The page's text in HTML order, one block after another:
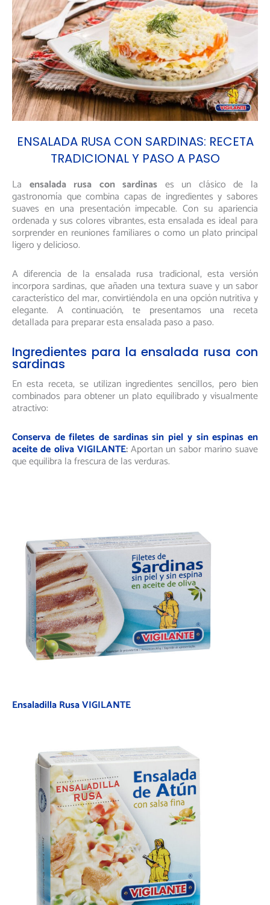
ENSALADA RUSA CON SARDINAS: RECETA
TRADICIONAL Y PASO A PASO
La ensalada rusa con sardinas es un clásico de la
gastronomía que combina capas de ingredientes y sabores
suaves en una presentación impecable. Con su apariencia
ordenada y sus colores vibrantes, esta ensalada es ideal para
sorprender en reuniones familiares o como un plato principal
ligero y delicioso.
A diferencia de la ensalada rusa tradicional, esta versión
incorpora sardinas, que añaden una textura suave y un sabor
característico del mar, convirtiéndola en una opción nutritiva y
elegante. A continuación, te presentamos una receta
detallada para preparar esta ensalada paso a paso.
Ingredientes para la ensalada rusa con
sardinas
En esta receta, se utilizan ingredientes sencillos, pero bien
combinados para obtener un plato equilibrado y visualmente
atractivo:
Conserva de filetes de sardinas sin piel y sin espinas en
aceite de oliva VIGILANTE:Aportan un sabor marino suave
que equilibra la frescura de las verduras.
Ensaladilla Rusa VIGILANTE